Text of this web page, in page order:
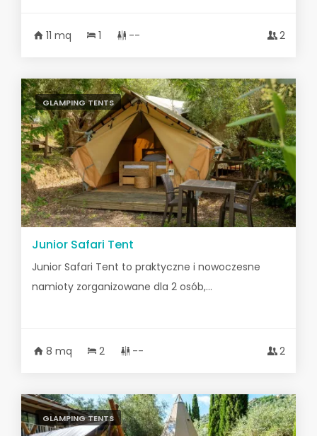
11 mq 1 -- 2
GLAMPING TENTS
Junior Safari Tent
Junior Safari Tent to praktyczne i nowoczesne
namioty zorganizowane dla 2 osób,...
8 mq 2 -- 2
GLAMPING TENTS